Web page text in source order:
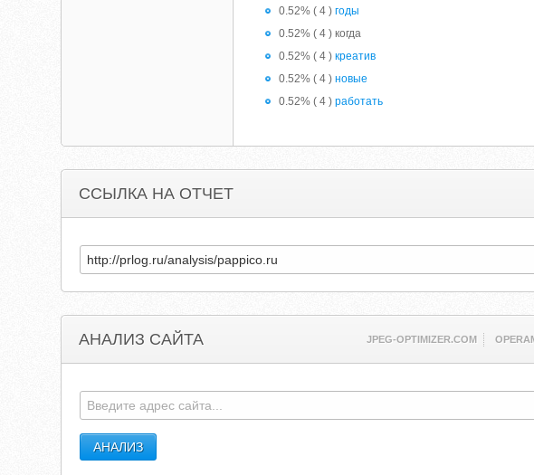
0.52% ( 4 )годы
0.52% ( 4 ) когда
0.52% ( 4 )креатив
0.52% ( 4 )новые
0.52% ( 4 )работать
ССЫЛКА НА ОТЧЕТ
АНАЛИЗ САЙТА JPEG-OPTIMIZER.COM